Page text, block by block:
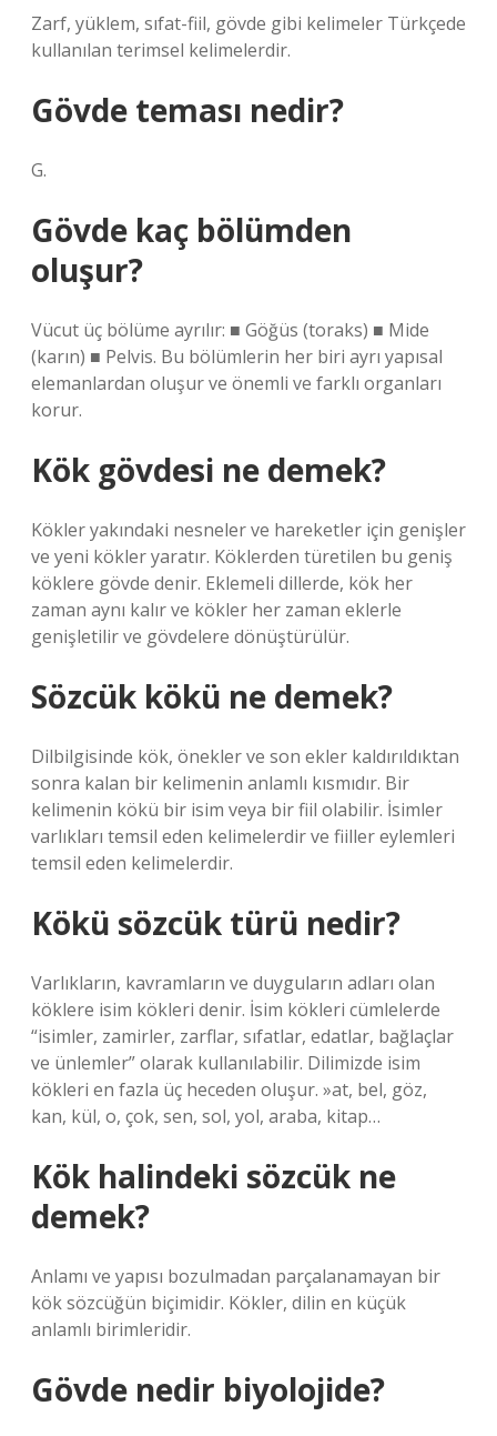
Zarf, yüklem, sıfat-fiil, gövde gibi kelimeler Türkçede
kullanılan terimsel kelimelerdir.
Gövde teması nedir?
G.
Gövde kaç bölümden
oluşur?
Vücut üç bölüme ayrılır: ■ Göğüs (toraks) ■ Mide
(karın) ■ Pelvis. Bu bölümlerin her biri ayrı yapısal
elemanlardan oluşur ve önemli ve farklı organları
korur.
Kök gövdesi ne demek?
Kökler yakındaki nesneler ve hareketler için genişler
ve yeni kökler yaratır. Köklerden türetilen bu geniş
köklere gövde denir. Eklemeli dillerde, kök her
zaman aynı kalır ve kökler her zaman eklerle
genişletilir ve gövdelere dönüştürülür.
Sözcük kökü ne demek?
Dilbilgisinde kök, önekler ve son ekler kaldırıldıktan
sonra kalan bir kelimenin anlamlı kısmıdır. Bir
kelimenin kökü bir isim veya bir fiil olabilir. İsimler
varlıkları temsil eden kelimelerdir ve fiiller eylemleri
temsil eden kelimelerdir.
Kökü sözcük türü nedir?
Varlıkların, kavramların ve duyguların adları olan
köklere isim kökleri denir. İsim kökleri cümlelerde
“isimler, zamirler, zarflar, sıfatlar, edatlar, bağlaçlar
ve ünlemler” olarak kullanılabilir. Dilimizde isim
kökleri en fazla üç heceden oluşur. »at, bel, göz,
kan, kül, o, çok, sen, sol, yol, araba, kitap…
Kök halindeki sözcük ne
demek?
Anlamı ve yapısı bozulmadan parçalanamayan bir
kök sözcüğün biçimidir. Kökler, dilin en küçük
anlamlı birimleridir.
Gövde nedir biyolojide?